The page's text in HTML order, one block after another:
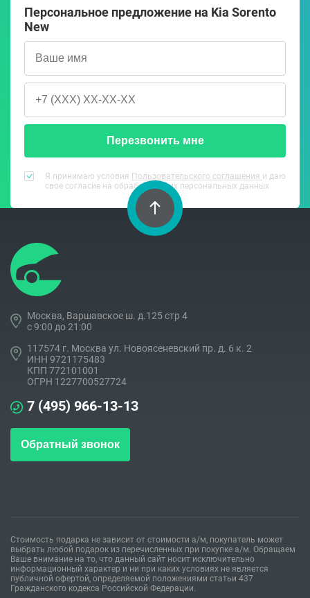
Персональное предложение на Kia Sorento
New
Перезвонить мне
Я принимаю условия Пользовательского соглашения и даю
свое согласие на обработку моих персональных данных
Москва, Варшавское ш. д.125 стр 4
c 9:00 до 21:00
117574 г. Москва ул. Новоясеневский пр. д. 6 к. 2
ИНН 9721175483
КПП 772101001
ОГРН 1227700527724
7 (495) 966-13-13
Обратный звонок
Стоимость подарка не зависит от стоимости а/м, покупатель может
выбрать любой подарок из перечисленных при покупке а/м. Обращаем
Ваше внимание на то, что данный сайт носит исключительно
информационный характер и ни при каких условиях не является
публичной офертой, определяемой положениями статьи 437
Гражданского кодекса Российской Федерации.